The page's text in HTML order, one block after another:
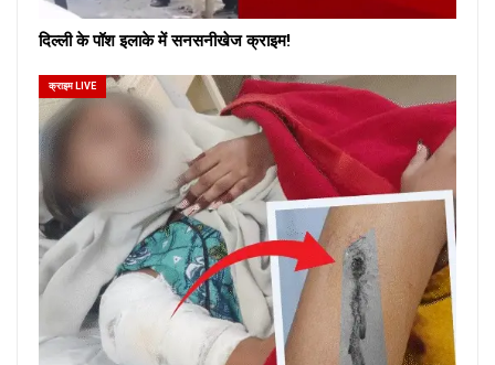
दिल्ली के पॉश इलाके में सनसनीखेज क्राइम!
क्राइम LIVE